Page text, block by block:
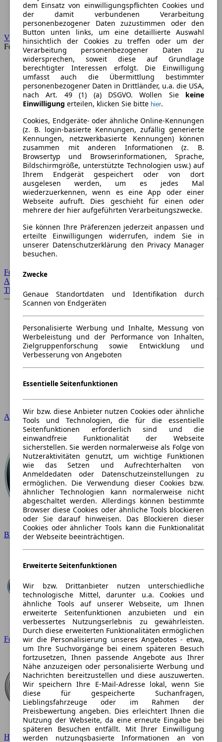
VW
Forum
Forum Startseite
Alle Auto-Foren
Themen-Forum
Audi
BMW
Ford
Hyundai
dem Einsatz von einwilligungspflichten Cookies und
der damit verbundenen Verarbeitung
personenbezogener Daten zuzustimmen oder den
Button unten links, um eine detaillierte Auswahl
hinsichtlich der Cookies zu treffen oder um der
Verarbeitung personenbezogener Daten zu
widersprechen, soweit diese auf Grundlage
berechtigter Interessen erfolgt. Die Einwilligung
umfasst auch die Übermittlung bestimmter
personenbezogener Daten in Drittländer, u.a. die USA,
nach Art. 49 (1) (a) DSGVO. Wollen Sie keine
Einwilligung erteilen, klicken Sie bitte hier.
Cookies, Endgeräte- oder ähnliche Online-Kennungen
(z. B. login-basierte Kennungen, zufällig generierte
Kennungen, netzwerkbasierte Kennungen) können
zusammen mit anderen Informationen (z. B.
Browsertyp und Browserinformationen, Sprache,
Bildschirmgröße, unterstützte Technologien usw.) auf
Ihrem Endgerät gespeichert oder von dort
ausgelesen werden, um es jedes Mal
wiederzuerkennen, wenn es eine App oder einer
Webseite aufruft. Dies geschieht für einen oder
mehrere der hier aufgeführten Verarbeitungszwecke.
Sie können Ihre Präferenzen jederzeit anpassen und
erteilte Einwilligungen widerrufen, indem Sie in
unserer Datenschutzerklärung den Privacy Manager
besuchen.
Zwecke
Genaue Standortdaten und Identifikation durch
Scannen von Endgeräten
Personalisierte Werbung und Inhalte, Messung von
Werbeleistung und der Performance von Inhalten,
Zielgruppenforschung sowie Entwicklung und
Verbesserung von Angeboten
Essentielle Seitenfunktionen
Wir bzw. diese Anbieter nutzen Cookies oder ähnliche
Tools und Technologien, die für die essentielle
Seitenfunktionen erforderlich sind und die
einwandfreie Funktionalität der Webseite
sicherstellen. Sie werden normalerweise als Folge von
Nutzeraktivitäten genutzt, um wichtige Funktionen
wie das Setzen und Aufrechterhalten von
Anmeldedaten oder Datenschutzeinstellungen zu
ermöglichen. Die Verwendung dieser Cookies bzw.
ähnlicher Technologien kann normalerweise nicht
abgeschaltet werden. Allerdings können bestimmte
Browser diese Cookies oder ähnliche Tools blockieren
oder Sie darauf hinweisen. Das Blockieren dieser
Cookies oder ähnlicher Tools kann die Funktionalität
der Webseite beeinträchtigen.
Erweiterte Seitenfunktionen
Wir bzw. Drittanbieter nutzen unterschiedliche
technologische Mittel, darunter u.a. Cookies und
ähnliche Tools auf unserer Webseite, um Ihnen
erweiterte Seitenfunktionen anzubieten und ein
verbessertes Nutzungserlebnis zu gewährleisten.
Durch diese erweiterten Funktionalitäten ermöglichen
wir die Personalisierung unseres Angebotes - etwa,
um Ihre Suchvorgänge bei einem späteren Besuch
fortzusetzen, Ihnen passende Angebote aus Ihrer
Nähe anzuzeigen oder personalisierte Werbung und
Nachrichten bereitzustellen und diese auszuwerten.
Wir speichern Ihre E-Mail-Adresse lokal, wenn Sie
diese für gespeicherte Suchanfragen,
Lieblingsfahrzeuge oder im Rahmen der
Preisbewertung angeben. Dies erleichtert Ihnen die
Nutzung der Webseite, da eine erneute Eingabe bei
späteren Besuchen entfällt. Mit Ihrer Einwilligung
werden nutzungsbasierte Informationen an von